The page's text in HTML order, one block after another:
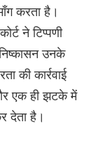
करता है।
ने टिप्पणी
उनके
की कार्रवाई
एक ही झटके में
देता है।